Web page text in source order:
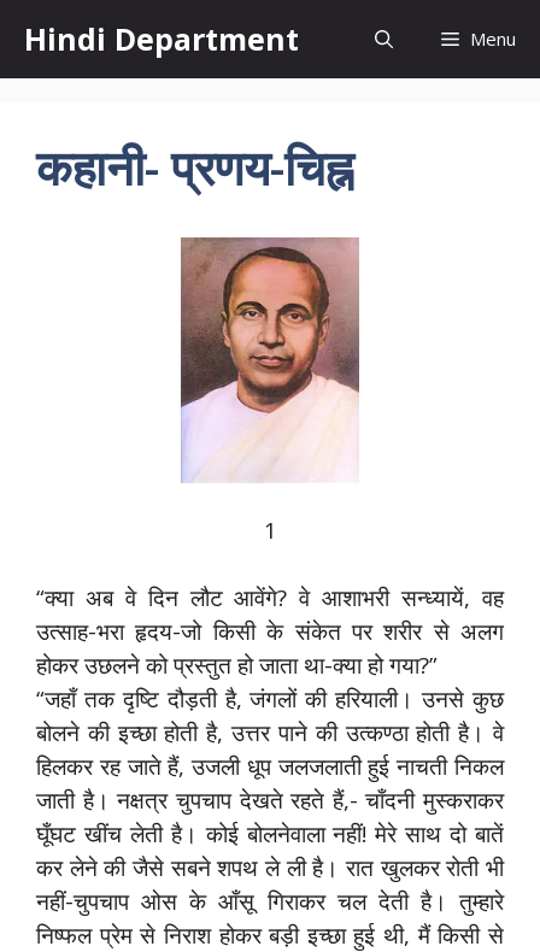
content
Hindi Department Menu
कहानी- प्रणय-चिह्न
1
“क्या अब वे दिन लौट आवेंगे? वे आशाभरी सन्ध्यायें, वह
उत्साह-भरा हृदय-जो किसी के संकेत पर शरीर से अलग
होकर उछलने को प्रस्तुत हो जाता था-क्या हो गया?”
“जहाँ तक दृष्टि दौड़ती है, जंगलों की हरियाली। उनसे कुछ
बोलने की इच्छा होती है, उत्तर पाने की उत्कण्ठा होती है। वे
हिलकर रह जाते हैं, उजली धूप जलजलाती हुई नाचती निकल
जाती है। नक्षत्र चुपचाप देखते रहते हैं,- चाँदनी मुस्कराकर
घूँघट खींच लेती है। कोई बोलनेवाला नहीं! मेरे साथ दो बातें
कर लेने की जैसे सबने शपथ ले ली है। रात खुलकर रोती भी
नहीं-चुपचाप ओस के आँसू गिराकर चल देती है। तुम्हारे
निष्फल प्रेम से निराश होकर बड़ी इच्छा हुई थी, मैं किसी से